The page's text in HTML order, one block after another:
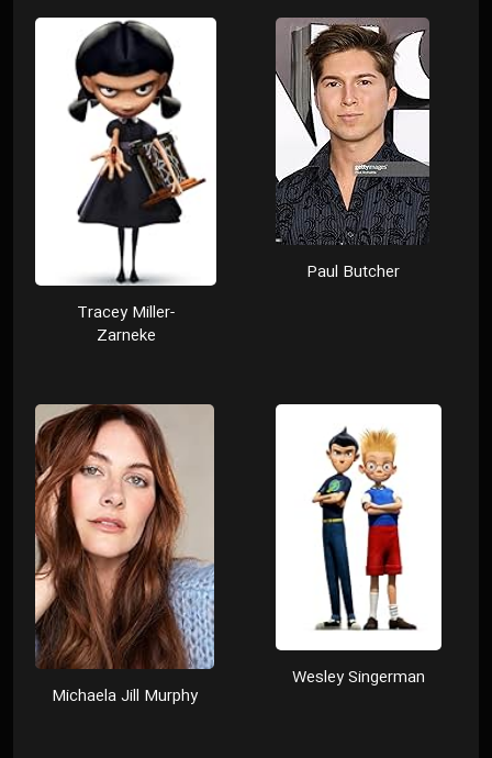
Paul Butcher
Tracey Miller-
Zarneke
Wesley Singerman
Michaela Jill Murphy